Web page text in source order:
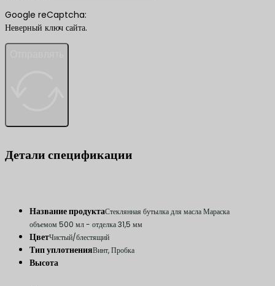
Google reCaptcha:
Неверный ключ сайта.
Детали спецификации
Название продуктаСтеклянная бутылка для масла Мараска
объемом 500 мл - отделка 31,5 мм
ЦветЧистый/блестящий
Тип уплотненияВинт, Пробка
Высота